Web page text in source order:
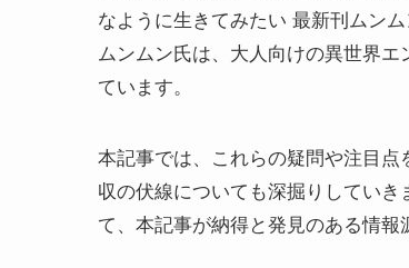
なように生きてみたい 最新刊ムン
ムンムン氏は、大人向けの異世界
ています。
本記事では、これらの疑問や注目
収の伏線についても深掘りしてい
て、本記事が納得と発見のある情報